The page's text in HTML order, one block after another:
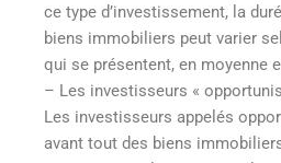
ce type d’investissement, la
biens immobiliers peut varier
qui se présentent, en moyenne
– Les investisseurs «
Les investisseurs appelés
avant tout des biens